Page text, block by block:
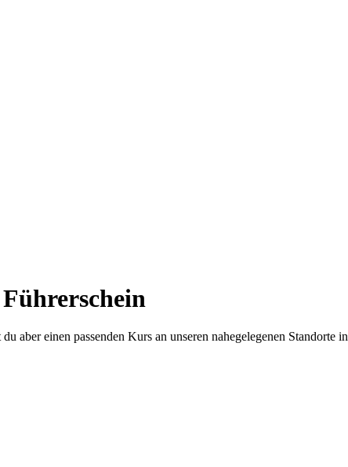
einen passenden Kurs an unseren nahegelegenen Standorte in